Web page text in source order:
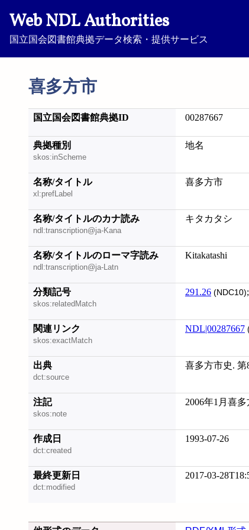
Web NDL Authorities
国立国会図書館典拠データ検索・提供サービス
喜多方市
国立国会図書館典拠ID 00287667
典拠種別
skos:inScheme
地名
名称/タイトル
xl:prefLabel
喜多方市
名称/タイトルのカナ読み
ndl:transcription@ja-Kana
キタカタシ
名称/タイトルのローマ字読み
ndl:transcription@ja-Latn
Kitakatashi
分類記号
skos:relatedMatch
291.26 (NDC10);
関連リンク
skos:exactMatch
NDL|00287667
出典
dct:source
喜多方市史.
注記
skos:note
2006年1月喜
作成日
dct:created
1993-07-26
最終更新日
dct:modified
2017-03-